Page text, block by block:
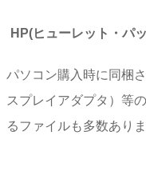
HP(ヒューレット・パ
パソコン購入時に同梱
スプレイアダプタ）等
るファイルも多数あり